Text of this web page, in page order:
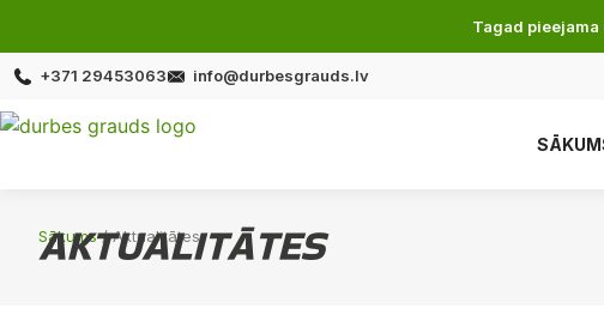
Tagad
+371 29453063 info@durbesgrauds.lv
Sākums/ Aktualitātes
AKTUALITĀTES